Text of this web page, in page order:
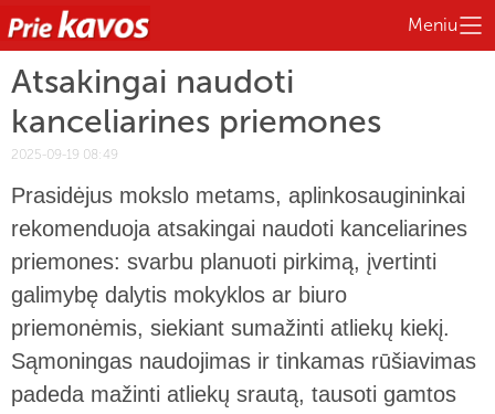
Meniu
Atsakingai naudoti
kanceliarines priemones
2025-09-19 08:49
Prasidėjus mokslo metams, aplinkosaugininkai
rekomenduoja atsakingai naudoti kanceliarines
priemones: svarbu planuoti pirkimą, įvertinti
galimybę dalytis mokyklos ar biuro
priemonėmis, siekiant sumažinti atliekų kiekį.
Sąmoningas naudojimas ir tinkamas rūšiavimas
padeda mažinti atliekų srautą, tausoti gamtos